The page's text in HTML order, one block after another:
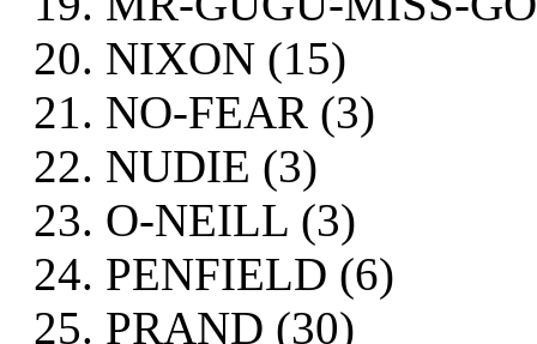
NIXON (15)
NO-FEAR (3)
NUDIE (3)
O-NEILL (3)
PENFIELD (6)
PRAND (30)